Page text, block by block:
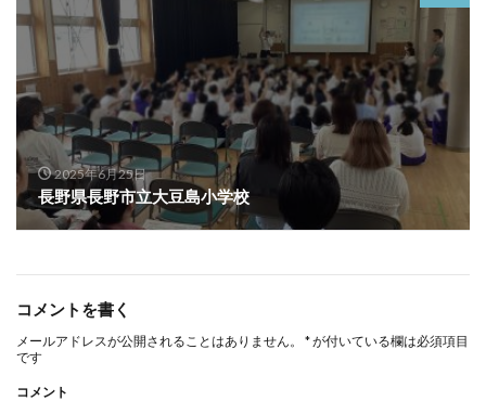
2025年6月25日
長野県長野市立大豆島小学校
コメントを書く
メールアドレスが公開されることはありません。 *が付いている欄は必須項目
です
コメント